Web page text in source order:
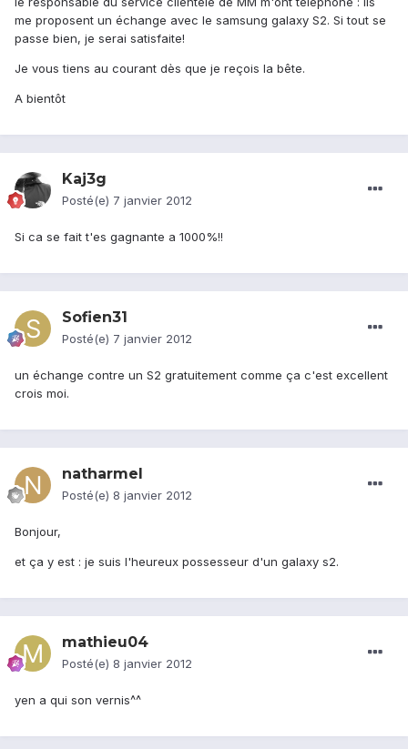
me proposent un échange avec le samsung galaxy S2. Si tout se
passe bien, je serai satisfaite!
Je vous tiens au courant dès que je reçois la bête.
A bientôt
Kaj3g
Posté(e) 7 janvier 2012
Si ca se fait t'es gagnante a 1000%!!
Sofien31
Posté(e) 7 janvier 2012
un échange contre un S2 gratuitement comme ça c'est excellent
crois moi.
natharmel
Posté(e) 8 janvier 2012
Bonjour,
et ça y est : je suis l'heureux possesseur d'un galaxy s2.
mathieu04
Posté(e) 8 janvier 2012
yen a qui son vernis^^